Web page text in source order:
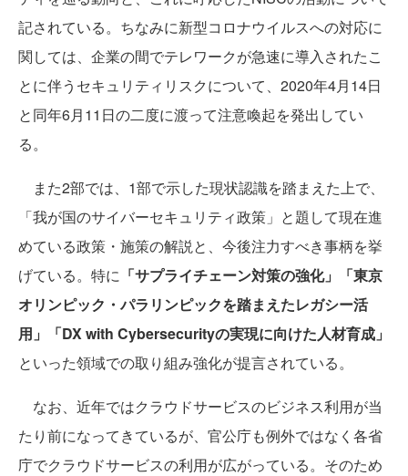
記されている。ちなみに新型コロナウイルスへの対応に
関しては、企業の間でテレワークが急速に導入されたこ
とに伴うセキュリティリスクについて、2020年4月14日
と同年6月11日の二度に渡って注意喚起を発出してい
る。
また2部では、1部で示した現状認識を踏まえた上で、
「我が国のサイバーセキュリティ政策」と題して現在進
めている政策・施策の解説と、今後注力すべき事柄を挙
げている。特に 「サプライチェーン対策の強化」「東京
オリンピック・パラリンピックを踏まえたレガシー活
用」「DX with Cybersecurityの実現に向けた人材育成」
といった領域での取り組み強化が提言されている。
なお、近年ではクラウドサービスのビジネス利用が当
たり前になってきているが、官公庁も例外ではなく各省
庁でクラウドサービスの利用が広がっている。そのため